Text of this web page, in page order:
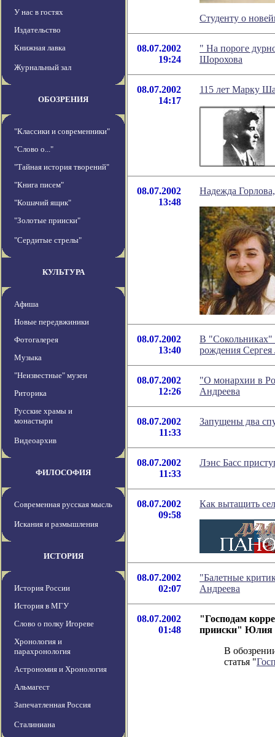
У нас в гостях
Издательство
Книжная лавка
Журнальный зал
ОБОЗРЕНИЯ
"Классики и современники"
"Слово о..."
"Тайная история творений"
"Книга писем"
"Кошачий ящик"
"Золотые прииски"
"Сердитые стрелы"
КУЛЬТУРА
Афиша
Новые передвжиники
Фотогалерея
Музыка
"Неизвестные" музеи
Риторика
Русские храмы и
монастыри
Видеоархив
ФИЛОСОФИЯ
Современная русская мысль
Искания и размышления
ИСТОРИЯ
История России
История в МГУ
Слово о полку Игореве
Хронология и
парахронология
Астрономия и Хронология
Альмагест
Запечатленная Россия
Сталиниана
Студенту о
08.07.2002
19:24
" На пороге
Шорохова
08.07.2002
14:17
115 лет Марку
08.07.2002
13:48
Надежда
08.07.2002
13:40
В "Сокольниках"
рождения
08.07.2002
12:26
"О монархии в
Андреева
08.07.2002
11:33
Запущены два
08.07.2002
11:33
Лэнс Басс
08.07.2002
09:58
Как вытащить
08.07.2002
02:07
"Балетные
Андреева
08.07.2002
01:48
"Господам
прииски" Юлия
В
статья "